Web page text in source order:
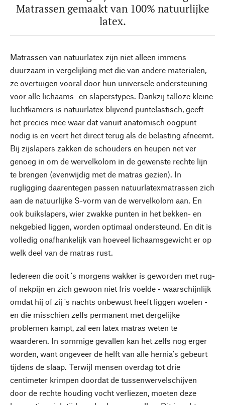
Matrassen gemaakt van 100% natuurlijke
latex.
Matrassen van natuurlatex zijn niet alleen immens
duurzaam in vergelijking met die van andere materialen,
ze overtuigen vooral door hun universele ondersteuning
voor alle lichaams- en slaperstypes. Dankzij talloze kleine
luchtkamers is natuurlatex blijvend puntelastisch, geeft
het precies mee waar dat vanuit anatomisch oogpunt
nodig is en veert het direct terug als de belasting afneemt.
Bij zijslapers zakken de schouders en heupen net ver
genoeg in om de wervelkolom in de gewenste rechte lijn
te brengen (evenwijdig met de matras gezien). In
rugligging daarentegen passen natuurlatexmatrassen zich
aan de natuurlijke S-vorm van de wervelkolom aan. En
ook buikslapers, wier zwakke punten in het bekken- en
nekgebied liggen, worden optimaal ondersteund. En dit is
volledig onafhankelijk van hoeveel lichaamsgewicht er op
welk deel van de matras rust.
Iedereen die ooit 's morgens wakker is geworden met rug-
of nekpijn en zich gewoon niet fris voelde - waarschijnlijk
omdat hij of zij 's nachts onbewust heeft liggen woelen -
en die misschien zelfs permanent met dergelijke
problemen kampt, zal een latex matras weten te
waarderen. In sommige gevallen kan het zelfs nog erger
worden, want ongeveer de helft van alle hernia's gebeurt
tijdens de slaap. Terwijl mensen overdag tot drie
centimeter krimpen doordat de tussenwervelschijven
door de rechte houding vocht verliezen, moeten deze